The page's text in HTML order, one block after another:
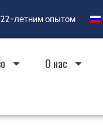
22-летним опытом
О нас